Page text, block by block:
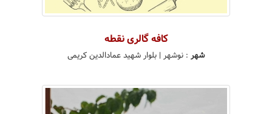
كافه گالرى نقطه
شهر : نوشهر | بلوار شهید عمادالدین کریمی